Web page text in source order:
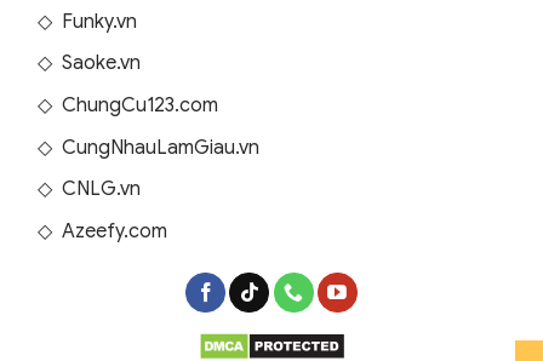
◇ Funky.vn
◇ Saoke.vn
◇ ChungCu123.com
◇ CungNhauLamGiau.vn
◇ CNLG.vn
◇ Azeefy.com